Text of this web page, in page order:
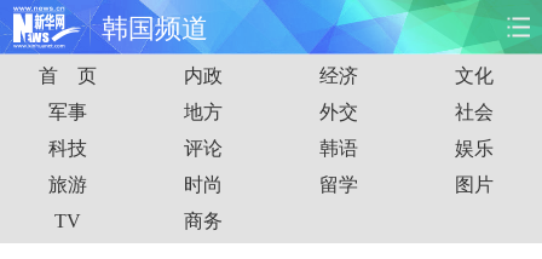
韩国频道
首页 时政 国际 财经
娱乐 体育 人事 教育
时尚 思客
首 页 内政 经济
文化
军事
地方 外交
社会
科技
评论 韩语
娱乐
旅游
时尚 留学
图片
TV
商务